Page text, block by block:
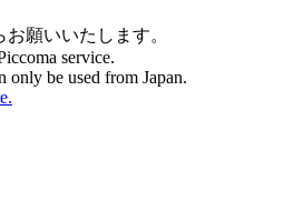
お願いいたします。
service.
only be used from Japan.